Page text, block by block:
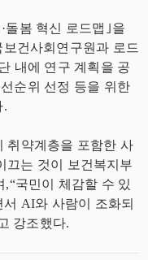
돌봄 혁신 로드맵｣을
건사회연구원과 로드
내에 연구 계획을 공
순위 선정 등을 위한
.
취약계층을 포함한 사
끄는 것이 보건복지부
국민이 체감할 수 있
AI와 사람이 조화되
강조했다.